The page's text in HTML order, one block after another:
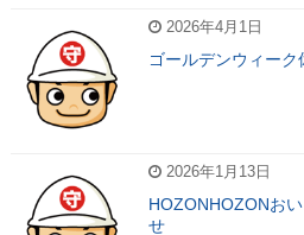
2026年4月1日
ゴールデンウィー
2026年1月13日
HOZONHOZONお
せ